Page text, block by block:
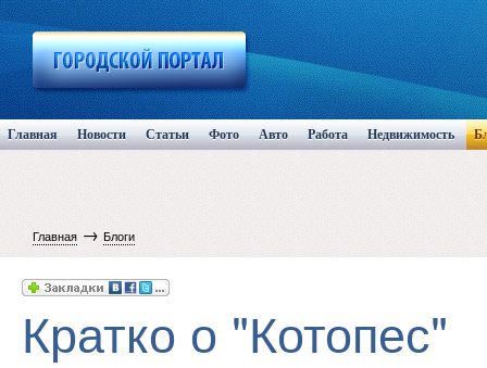
Главная Новости Статьи Фото Авто Работа Недвижимость
Главная→ Блоги
Кратко о "Котопес"